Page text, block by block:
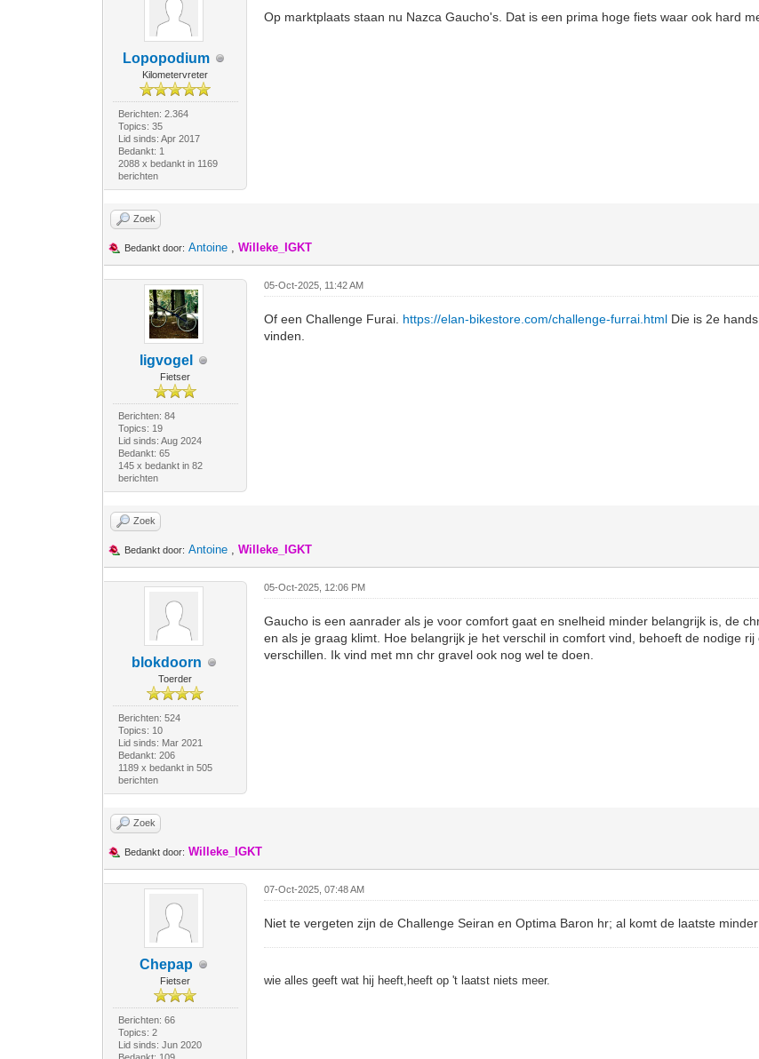
Lopopodium
Kilometervreter
Berichten: 2.364
Topics: 35
Lid sinds: Apr 2017
Bedankt: 1
2088 x bedankt in 1169
berichten
Op marktplaats staan nu Nazca Gaucho's. Dat is een prima hoge fiets waar ook hard
Zoek
Bedankt door: Antoine ,Willeke_IGKT
ligvogel
Fietser
Berichten: 84
Topics: 19
Lid sinds: Aug 2024
Bedankt: 65
145 x bedankt in 82
berichten
05-Oct-2025, 11:42 AM
Of een Challenge Furai. https://elan-bikestore.com/challenge-furrai.html Die is 2e
vinden.
Zoek
Bedankt door: Antoine ,Willeke_IGKT
blokdoorn
Toerder
Berichten: 524
Topics: 10
Lid sinds: Mar 2021
Bedankt: 206
1189 x bedankt in 505
berichten
05-Oct-2025, 12:06 PM
Gaucho is een aanrader als je voor comfort gaat en snelheid minder belangrijk is, de
en als je graag klimt. Hoe belangrijk je het verschil in comfort vind, behoeft de nodige
verschillen. Ik vind met mn chr gravel ook nog wel te doen.
Zoek
Bedankt door: Willeke_IGKT
Chepap
Fietser
Berichten: 66
Topics: 2
Lid sinds: Jun 2020
07-Oct-2025, 07:48 AM
Niet te vergeten zijn de Challenge Seiran en Optima Baron hr; al komt de laatste
wie alles geeft wat hij heeft,heeft op 't laatst niets meer.